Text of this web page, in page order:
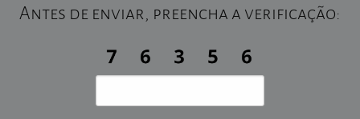
Antes de enviar, preencha a verificação: